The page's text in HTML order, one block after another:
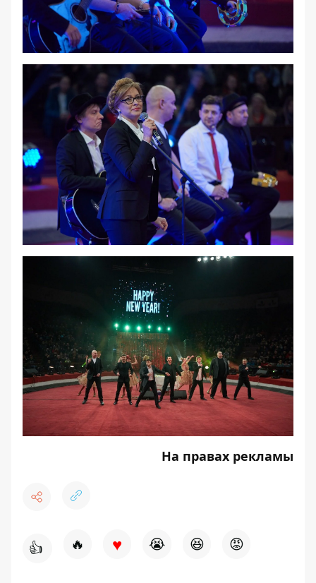
На правах рекламы
👍 🔥 ♥ 😭 😆 😡